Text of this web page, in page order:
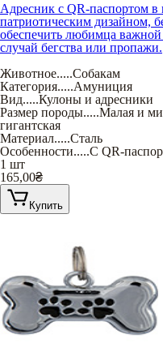
Адресник с QR-паспортом в
патриотическим дизайном,
обеспечить любимца
случай бегства или пропажи.
Животное.....Собакам
Категория.....Амуниция
Вид.....Кулоны и адресники
Размер породы.....Малая и
гигантская
Материал.....Сталь
Особенности.....С QR-
1 шт
165,00₴
Купить